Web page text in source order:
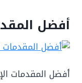
أفضل
أفضل المقدمات